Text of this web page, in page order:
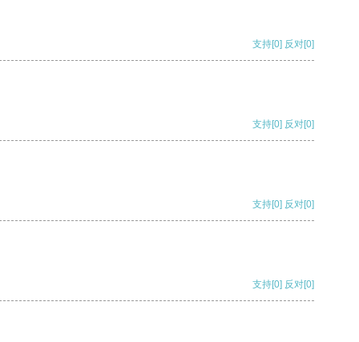
支持[0] 反对[0]
支持[0] 反对[0]
支持[0] 反对[0]
支持[0] 反对[0]